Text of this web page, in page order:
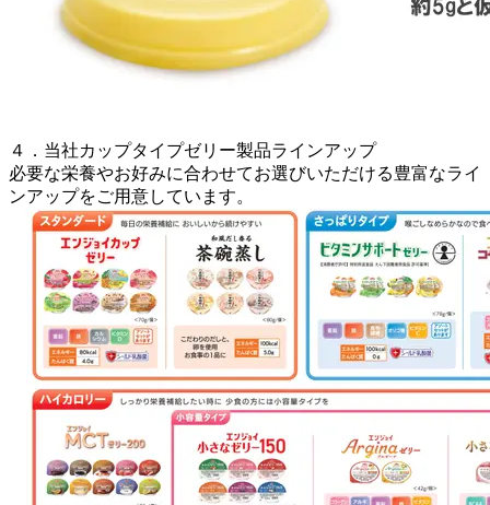
４．当社カップタイプゼリー製品ラインアップ
必要な栄養やお好みに合わせてお選びいただける豊富なライ
ンアップをご用意しています。